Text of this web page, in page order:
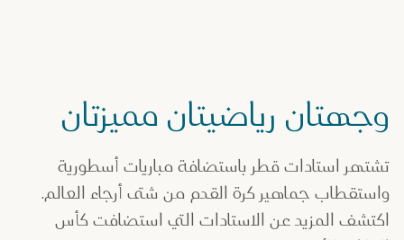
وجهتان رياضيتان مميزتان
تشتهر استادات قطر باستضافة مباريات أسطورية
واستقطاب جماهير كرة القدم من شتى أرجاء العالم.
اكتشف المزيد عن الاستادات التي استضافت كأس